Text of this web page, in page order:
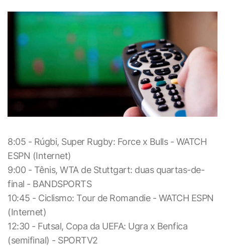
8:05 - Rúgbi, Super Rugby: Force x Bulls - WATCH
ESPN (Internet)
9:00 - Tênis, WTA de Stuttgart: duas quartas-de-
final - BANDSPORTS
10:45 - Ciclismo: Tour de Romandie - WATCH ESPN
(Internet)
12:30 - Futsal, Copa da UEFA: Ugra x Benfica
(semifinal) - SPORTV2